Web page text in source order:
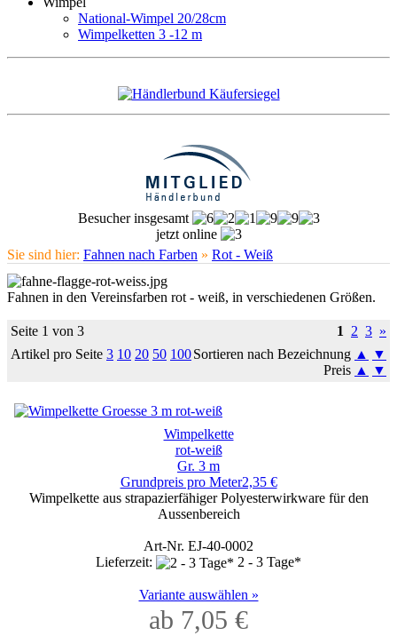
National-Wimpel 20/28cm
Wimpelketten 3 -12 m
Besucher insgesamt
jetzt online
Sie sind hier: Fahnen nach Farben » Rot - Weiß
Fahnen in den Vereinsfarben rot - weiß, in verschiedenen Größen.
Seite 1 von 3 1 2 3 »
Artikel pro Seite 3 10 20 50 100Sortieren nach Bezeichnung ▲
▼
Preis ▲ ▼
Wimpelkette
rot-weiß
Gr. 3 m
Grundpreis pro Meter2,35 €
Wimpelkette aus strapazierfähiger Polyesterwirkware für den
Aussenbereich
Art-Nr. EJ-40-0002
Lieferzeit:
2 - 3 Tage*
Variante auswählen »
ab 7,05 €